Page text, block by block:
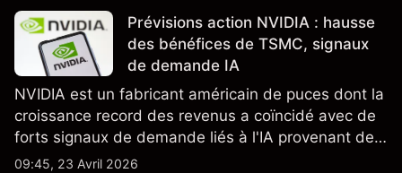
Prévisions action NVIDIA : hausse
des bénéfices de TSMC, signaux
de demande IA
NVIDIA est un fabricant américain de puces dont la
croissance record des revenus a coïncidé avec de
forts signaux de demande liés à l'IA provenant de
partenaires clés de la chaîne d'approvisionnement,
09:45, 23 Avril 2026